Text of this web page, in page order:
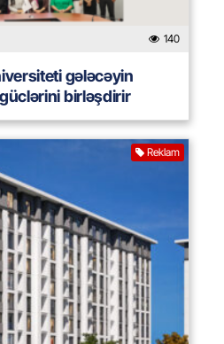
140
gələcəyin
birləşdirir
Reklam